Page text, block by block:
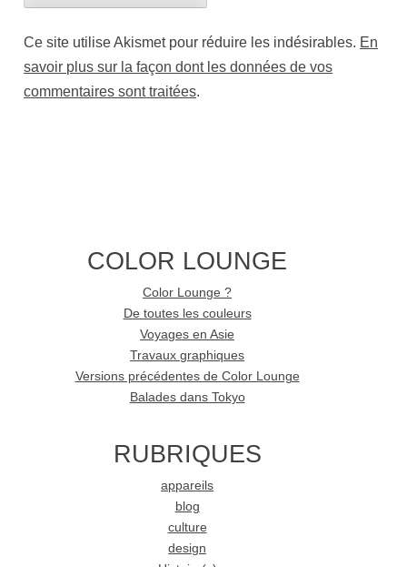
Ce site utilise Akismet pour réduire les indésirables. En
savoir plus sur la façon dont les données de vos
commentaires sont traitées.
COLOR LOUNGE
Color Lounge ?
De toutes les couleurs
Voyages en Asie
Travaux graphiques
Versions précédentes de Color Lounge
Balades dans Tokyo
RUBRIQUES
appareils
blog
culture
design